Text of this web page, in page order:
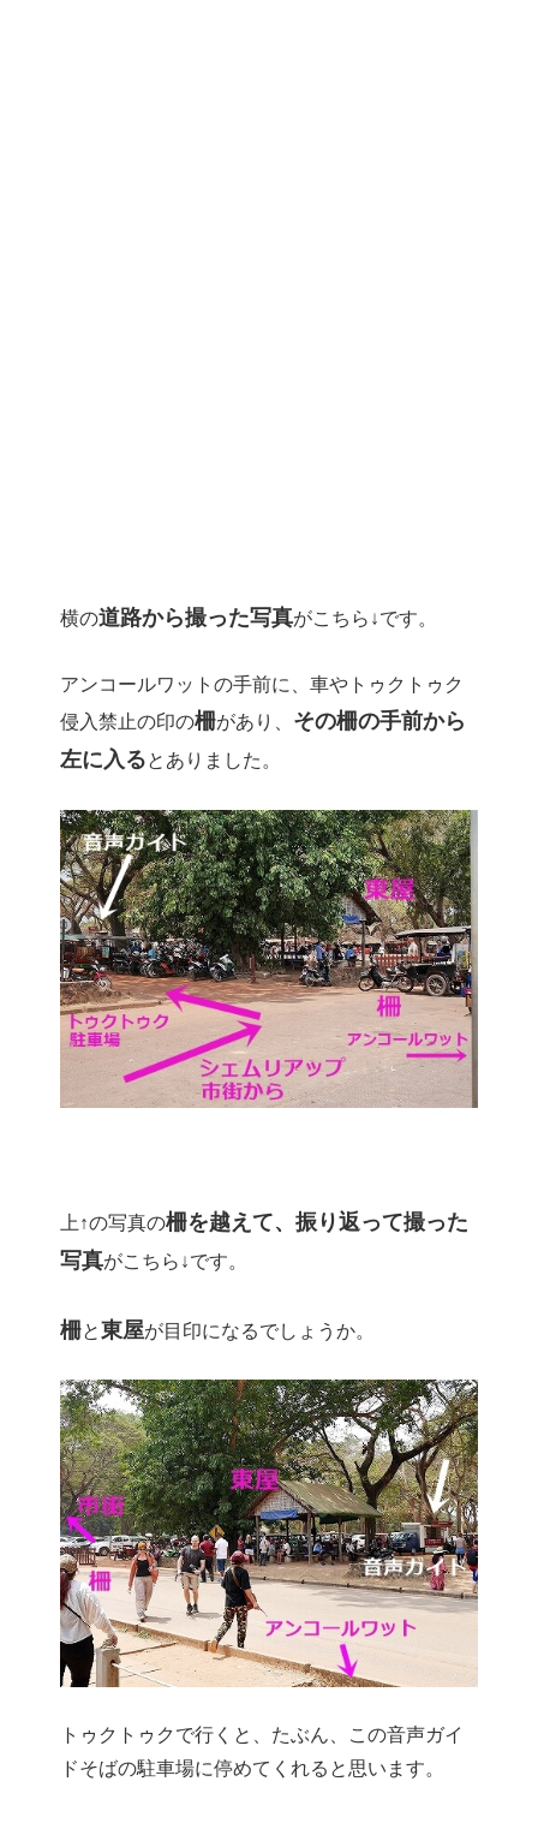
横の道路から撮った写真がこちら↓です。
アンコールワットの手前に、車やトゥクトゥク
侵入禁止の印の柵があり、 その柵の手前から
左に入るとありました。
上↑の写真の柵を越えて、振り返って撮った
写真がこちら↓です。
柵と東屋が目印になるでしょうか。
トゥクトゥクで行くと、たぶん、この音声ガイ
ドそばの駐車場に停めてくれると思います。